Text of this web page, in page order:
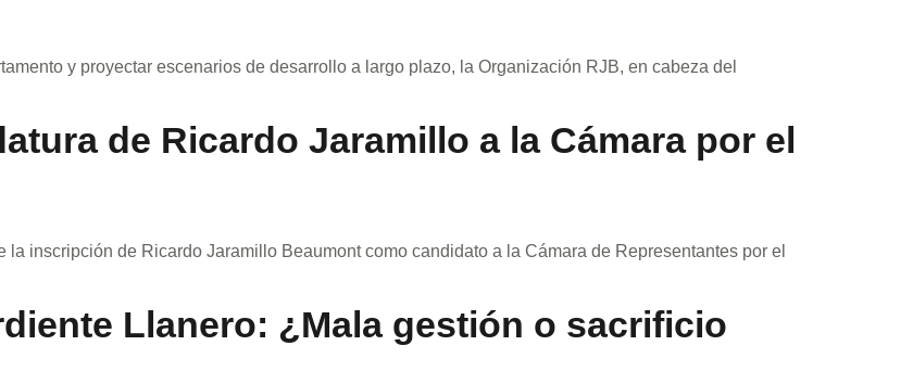
y proyectar escenarios de desarrollo a largo plazo, la Organización RJB, en cabeza del
de Ricardo Jaramillo a la Cámara por el
inscripción de Ricardo Jaramillo Beaumont como candidato a la Cámara de Representantes por el
Llanero: ¿Mala gestión o sacrificio